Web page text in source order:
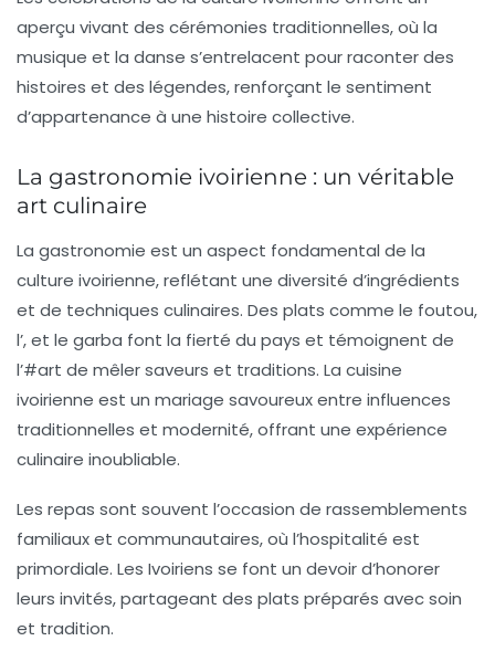
aperçu vivant des cérémonies traditionnelles, où la
musique et la danse s’entrelacent pour raconter des
histoires et des légendes, renforçant le sentiment
d’appartenance à une histoire collective.
La gastronomie ivoirienne : un véritable
art culinaire
La gastronomie est un aspect fondamental de la
culture ivoirienne, reflétant une diversité d’ingrédients
et de techniques culinaires. Des plats comme le foutou,
l’, et le garba font la fierté du pays et témoignent de
l’#art de mêler saveurs et traditions. La cuisine
ivoirienne est un mariage savoureux entre influences
traditionnelles et modernité, offrant une expérience
culinaire inoubliable.
Les repas sont souvent l’occasion de rassemblements
familiaux et communautaires, où l’hospitalité est
primordiale. Les Ivoiriens se font un devoir d’honorer
leurs invités, partageant des plats préparés avec soin
et tradition.